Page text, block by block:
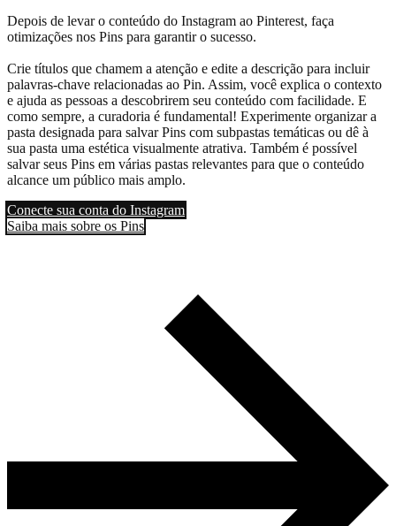
Depois de levar o conteúdo do Instagram ao Pinterest, faça
otimizações nos Pins para garantir o sucesso.
Crie títulos que chamem a atenção e edite a descrição para incluir
palavras-chave relacionadas ao Pin. Assim, você explica o contexto
e ajuda as pessoas a descobrirem seu conteúdo com facilidade. E
como sempre, a curadoria é fundamental! Experimente organizar a
pasta designada para salvar Pins com subpastas temáticas ou dê à
sua pasta uma estética visualmente atrativa. Também é possível
salvar seus Pins em várias pastas relevantes para que o conteúdo
alcance um público mais amplo.
Conecte sua conta do Instagram
Saiba mais sobre os Pins